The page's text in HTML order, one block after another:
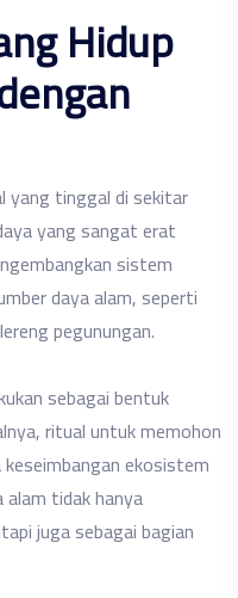
Hidup
yang tinggal di sekitar
yang sangat erat
sistem
daya alam, seperti
pegunungan.
sebagai bentuk
ritual untuk memohon
ekosistem
alam tidak hanya
juga sebagai bagian